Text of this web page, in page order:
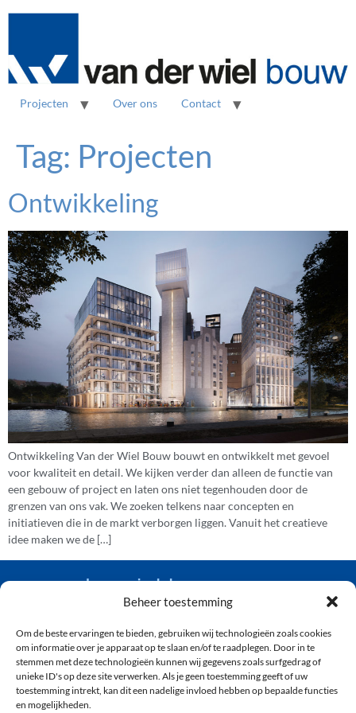
Beheer toestemming
Om de beste ervaringen te bieden, gebruiken wij technologieën zoals cookies
om informatie over je apparaat op te slaan en/of te raadplegen. Door in te
stemmen met deze technologieën kunnen wij gegevens zoals surfgedrag of
unieke ID's op deze site verwerken. Als je geen toestemming geeft of uw
toestemming intrekt, kan dit een nadelige invloed hebben op bepaalde functies
en mogelijkheden.
Projecten Over ons Contact
Tag: Projecten
Ontwikkeling
Ontwikkeling Van der Wiel Bouw bouwt en ontwikkelt met gevoel
voor kwaliteit en detail. We kijken verder dan alleen de functie van
een gebouw of project en laten ons niet tegenhouden door de
grenzen van ons vak. We zoeken telkens naar concepten en
initiatieven die in de markt verborgen liggen. Vanuit het creatieve
idee maken we de […]
van der wiel bouw
(071) 361 92 04
info@vanderwielbouw.nl
’s-Gravendijckseweg 50, 2201 CZ Noordwijk